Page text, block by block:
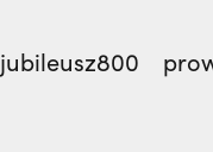
jubileusz800